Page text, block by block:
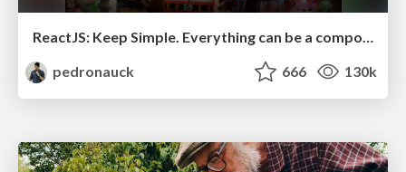
ReactJS: Keep Simple. Everything can be a component!
pedronauck
666 130k